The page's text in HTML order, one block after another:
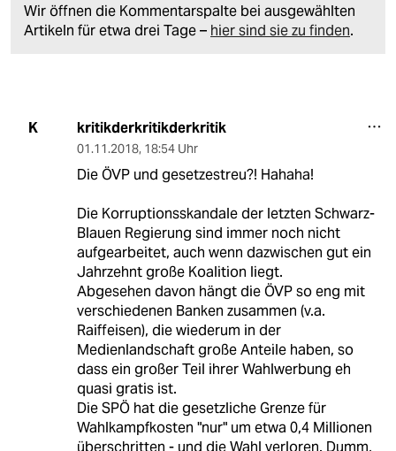
Wir öffnen die Kommentarspalte bei ausgewählten
Artikeln für etwa drei Tage – hier sind sie zu finden.
K kritikderkritikderkritik
01.11.2018, 18:54 Uhr
Die ÖVP und gesetzestreu?! Hahaha!
Die Korruptionsskandale der letzten Schwarz-
Blauen Regierung sind immer noch nicht
aufgearbeitet, auch wenn dazwischen gut ein
Jahrzehnt große Koalition liegt.
Abgesehen davon hängt die ÖVP so eng mit
verschiedenen Banken zusammen (v.a.
Raiffeisen), die wiederum in der
Medienlandschaft große Anteile haben, so
dass ein großer Teil ihrer Wahlwerbung eh
quasi gratis ist.
Die SPÖ hat die gesetzliche Grenze für
Wahlkampfkosten "nur" um etwa 0,4 Millionen
überschritten - und die Wahl verloren. Dumm,